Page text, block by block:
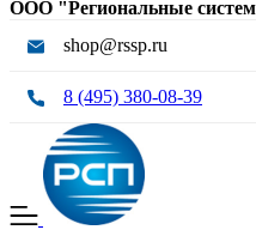
ООО "Региональные
shop@rssp.ru
8 (495) 380-08-39